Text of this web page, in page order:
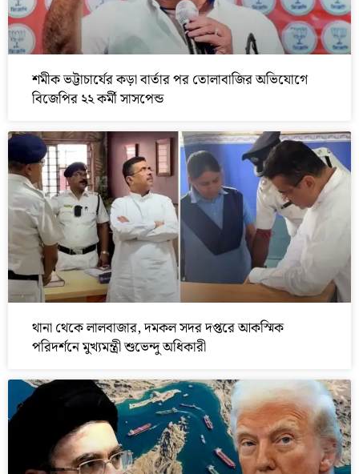
শমীক ভট্টাচার্যের কড়া বার্তার পর তোলাবাজির অভিযোগে
বিজেপির ২২ কর্মী সাসপেন্ড
থানা থেকে লালবাজার, দমকল সদর দপ্তরে আকস্মিক
পরিদর্শনে মুখ্যমন্ত্রী শুভেন্দু অধিকারী